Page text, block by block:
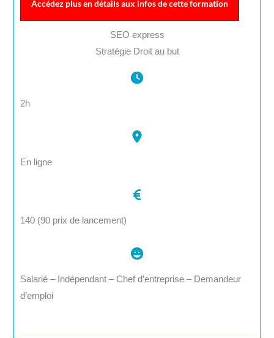
Accédez plus en détails aux infos de cette formation
SEO express
Stratégie Droit au but
2h
En ligne
140 (90 prix de lancement)
Salarié – Indépendant – Chef d’entreprise – Demandeur
d’emploi